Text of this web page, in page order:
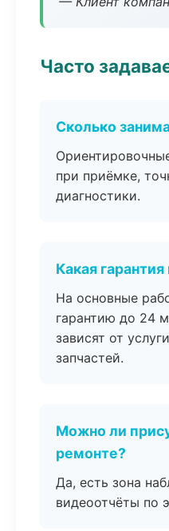
Часто
Сколько
при приёмке,
диагностики.
Какая
На основные
гарантию до 24
зависят от
запчастей.
Можно ли
ремонте?
Да, есть зона
видеоотчёты по